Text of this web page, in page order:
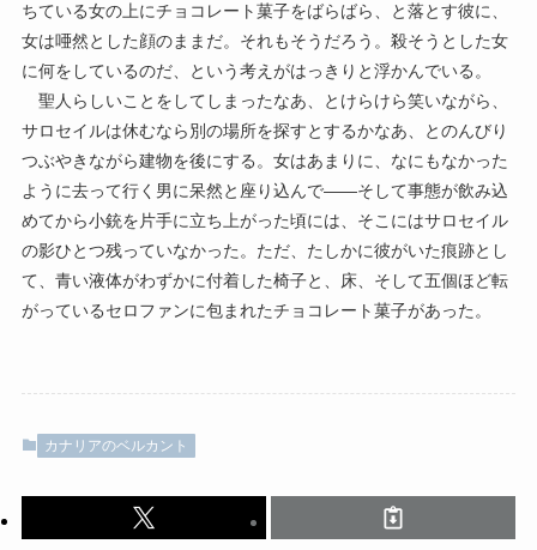
ちている女の上にチョコレート菓子をばらばら、と落とす彼に、
女は唖然とした顔のままだ。それもそうだろう。殺そうとした女
に何をしているのだ、という考えがはっきりと浮かんでいる。
聖人らしいことをしてしまったなあ、とけらけら笑いながら、
サロセイルは休むなら別の場所を探すとするかなあ、とのんびり
つぶやきながら建物を後にする。女はあまりに、なにもなかった
ように去って行く男に呆然と座り込んで――そして事態が飲み込
めてから小銃を片手に立ち上がった頃には、そこにはサロセイル
の影ひとつ残っていなかった。ただ、たしかに彼がいた痕跡とし
て、青い液体がわずかに付着した椅子と、床、そして五個ほど転
がっているセロファンに包まれたチョコレート菓子があった。
カナリアのベルカント